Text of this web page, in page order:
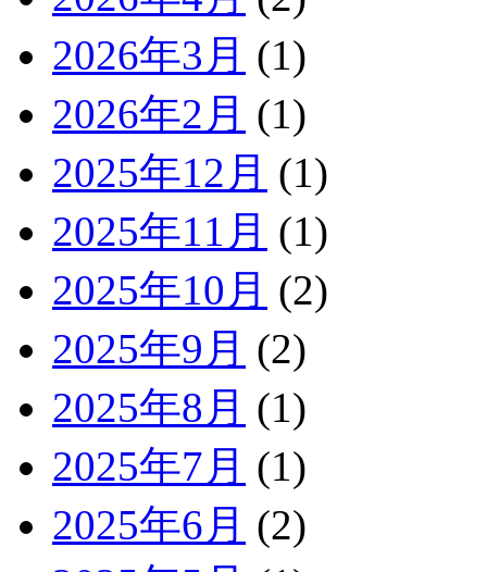
2026年3月 (1)
2026年2月 (1)
2025年12月 (1)
2025年11月 (1)
2025年10月 (2)
2025年9月 (2)
2025年8月 (1)
2025年7月 (1)
2025年6月 (2)